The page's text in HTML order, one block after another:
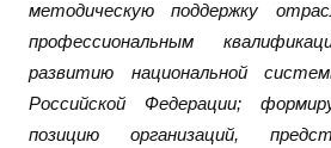
методическую поддержку
профессиональным
развитию национальной
Российской Федерации;
позицию организаций,